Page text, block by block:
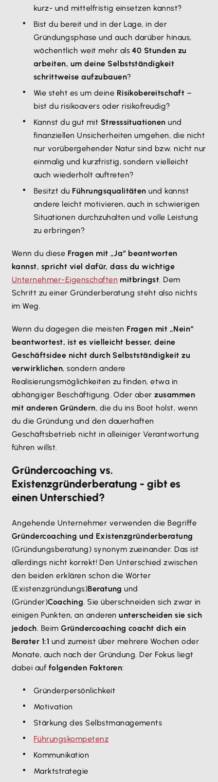
kurz- und mittelfristig einsetzen kannst?
Bist du bereit und in der Lage, in der
Gründungsphase und auch darüber hinaus,
wöchentlich weit mehr als40 Stunden zu
arbeiten, um deine Selbstständigkeit
schrittweise aufzubauen?
Wie steht es um deine Risikobereitschaft –
bist du risikoavers oder risikofreudig?
Kannst du gut mit Stresssituationenund
finanziellen Unsicherheiten umgehen, die nicht
nur vorübergehender Natur sind bzw. nicht nur
einmalig und kurzfristig, sondern vielleicht
auch wiederholt auftreten?
Besitzt du Führungsqualitätenund kannst
andere leicht motivieren, auch in schwierigen
Situationen durchzuhalten und volle Leistung
zu erbringen?
Wenn du diese Fragen mit „Ja“ beantworten
kannst, spricht viel dafür, dass du wichtige
Unternehmer-Eigenschaften mitbringst. Dem
Schritt zu einer Gründerberatung steht also nichts
im Weg.
Wenn du dagegen die meisten Fragen mit „Nein“
beantwortest, ist es vielleicht besser, deine
Geschäftsidee nicht durch Selbstständigkeit zu
verwirklichen, sondern andere
Realisierungsmöglichkeiten zu finden, etwa in
abhängiger Beschäftigung. Oder aberzusammen
mit anderen Gründern, die du ins Boot holst, wenn
du die Gründung und den dauerhaften
Geschäftsbetrieb nicht in alleiniger Verantwortung
führen willst.
Gründercoaching vs.
Existenzgründerberatung - gibt es
einen Unterschied?
Angehende Unternehmer verwenden die Begriffe
Gründercoaching und Existenzgründerberatung
(Gründungsberatung) synonym zueinander. Das ist
allerdings nicht korrekt! Den Unterschied zwischen
den beiden erklären schon die Wörter
(Existenzgründungs)Beratung und
(Gründer)Coaching. Sie überschneiden sich zwar in
einigen Punkten, an anderenunterscheiden sie sich
jedoch. BeimGründercoaching coacht dich ein
Berater 1:1 und zumeist über mehrere Wochen oder
Monate, auch nach der Gründung. Der Fokus liegt
dabei auf folgenden Faktoren:
Gründerpersönlichkeit
Motivation
Stärkung des Selbstmanagements
Führungskompetenz
Kommunikation
Marktstrategie